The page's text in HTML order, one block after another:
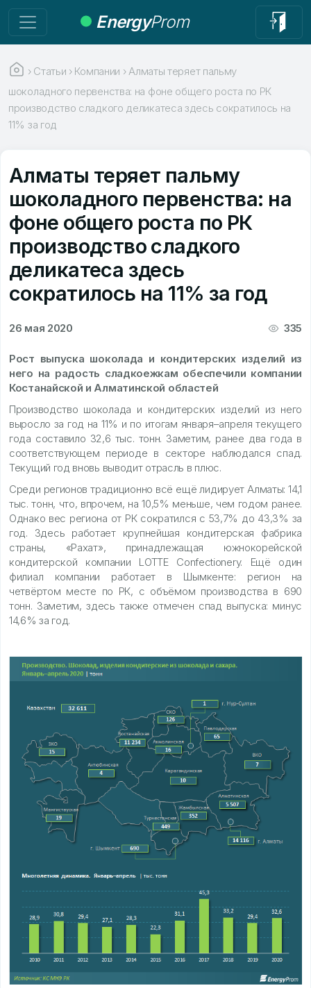
EnergyProm
› Статьи › Компании › Алматы теряет пальму
шоколадного первенства: на фоне общего роста по РК
производство сладкого деликатеса здесь сократилось на
11% за год
Алматы теряет пальму
шоколадного первенства: на
фоне общего роста по РК
производство сладкого
деликатеса здесь
сократилось на 11% за год
26 мая 2020 335
Рост выпуска шоколада и кондитерских изделий из
него на радость сладкоежкам обеспечили компании
Костанайской и Алматинской областей
Производство шоколада и кондитерских изделий из него
выросло за год на 11% и по итогам января–апреля текущего
года составило 32,6 тыс. тонн. Заметим, ранее два года в
соответствующем периоде в секторе наблюдался спад.
Текущий год вновь выводит отрасль в плюс.
Среди регионов традиционно всё ещё лидирует Алматы: 14,1
тыс. тонн, что, впрочем, на 10,5% меньше, чем годом ранее.
Однако вес региона от РК сократился с 53,7% до 43,3% за
год. Здесь работает крупнейшая кондитерская фабрика
страны, «Рахат», принадлежащая южнокорейской
кондитерской компании LOTTE Confectionery. Ещё один
филиал компании работает в Шымкенте: регион на
четвёртом месте по РК, с объёмом производства в 690
тонн. Заметим, здесь также отмечен спад выпуска: минус
14,6% за год.